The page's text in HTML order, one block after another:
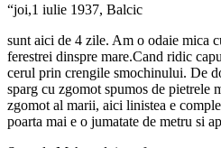
“joi,1 iulie 1937, Balcic
sunt aici de 4 zile. Am o odaie mica
ferestrei dinspre mare.Cand ridic
cerul prin crengile smochinului. De
sparg cu zgomot spumos de pietrele
zgomot al marii, aici linistea e
poarta mai e o jumatate de metru si